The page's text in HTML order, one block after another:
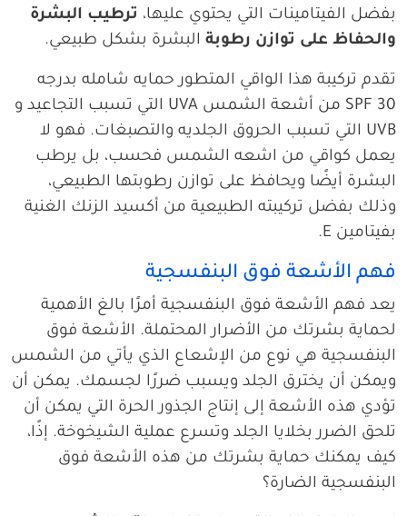
بفضل الفيتامينات التي يحتوي عليها، ترطيب البشرة
والحفاظ على توازن رطوبة البشرة بشكل طبيعي.
تقدم تركيبة هذا الواقي المتطور حمايه شامله بدرجه
SPF 30 من أشعة الشمس UVA التي تسبب التجاعيد و
UVB التي تسبب الحروق الجلديه والتصبغات. فهو لا
يعمل كواقي من اشعه الشمس فحسب، بل يرطب
البشرة أيضًا ويحافظ على توازن رطوبتها الطبيعي،
وذلك بفضل تركيبته الطبيعية من أكسيد الزنك الغنية
بفيتامين E.
فهم الأشعة فوق البنفسجية
يعد فهم الأشعة فوق البنفسجية أمرًا بالغ الأهمية
لحماية بشرتك من الأضرار المحتملة. الأشعة فوق
البنفسجية هي نوع من الإشعاع الذي يأتي من الشمس
ويمكن أن يخترق الجلد ويسبب ضررًا لجسمك. يمكن أن
تؤدي هذه الأشعة إلى إنتاج الجذور الحرة التي يمكن أن
تلحق الضرر بخلايا الجلد وتسرع عملية الشيخوخة. إذًا،
كيف يمكنك حماية بشرتك من هذه الأشعة فوق
البنفسجية الضارة؟